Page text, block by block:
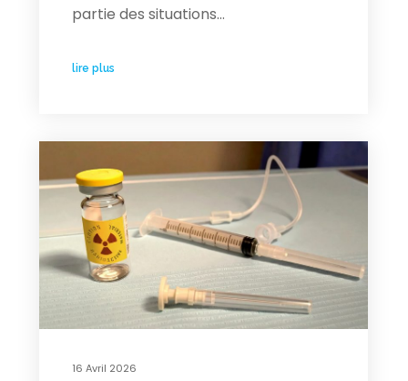
partie des situations…
lire plus
16 Avril 2026